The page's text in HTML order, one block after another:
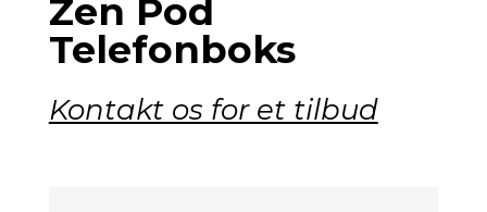
Zen Pod
Telefonboks
Kontakt os for et tilbud